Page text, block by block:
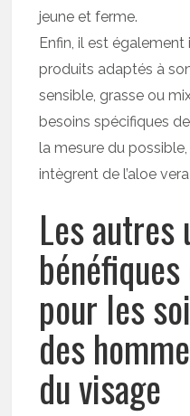
jeune et ferme.
Enfin, il est
produits adaptés à
sensible, grasse ou
besoins spécifiques
la mesure du
intègrent de l’aloe
Les
bénéfiques
pour les
des
du visage